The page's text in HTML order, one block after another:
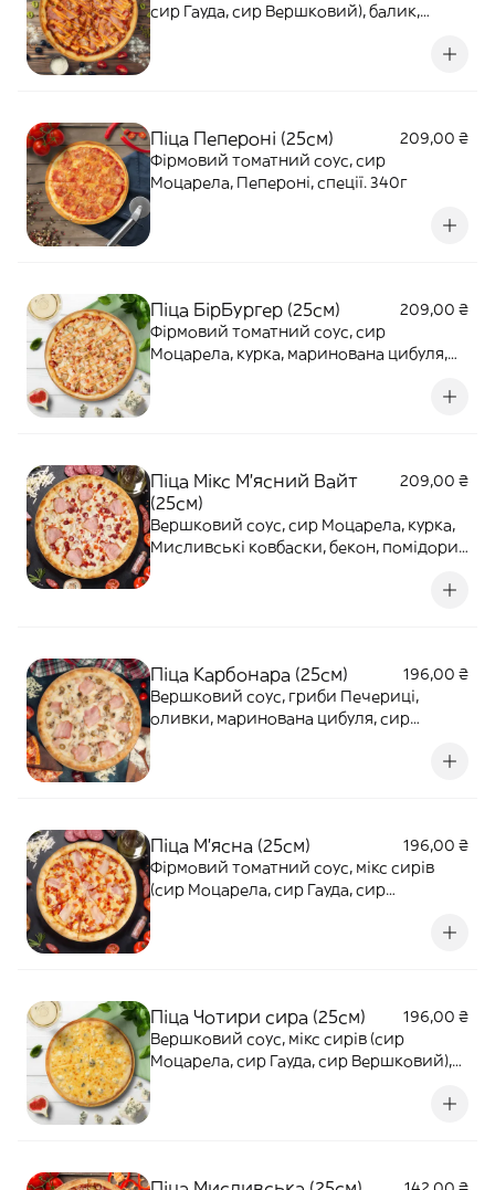
сир Гауда, сир Вершковий), балик,
Піца Пепероні (25см)
209,00 ₴
Фірмовий томатний соус, сир
Моцарела, Пепероні, спеції. 340г
Піца БірБургер (25см)
209,00 ₴
Фірмовий томатний соус, сир
Моцарела, курка, маринована цибуля,
Піца Мікс М'ясний Вайт
(25см)
209,00 ₴
Вершковий соус, сир Моцарела, курка,
Мисливські ковбаски, бекон, помідори.
Піца Карбонара (25см)
196,00 ₴
Вершковий соус, гриби Печериці,
оливки, маринована цибуля, сир
Піца М'ясна (25см)
196,00 ₴
Фірмовий томатний соус, мікс сирів
(сир Моцарела, сир Гауда, сир
Піца Чотири сира (25см)
196,00 ₴
Вершковий соус, мікс сирів (сир
Моцарела, сир Гауда, сир Вершковий),